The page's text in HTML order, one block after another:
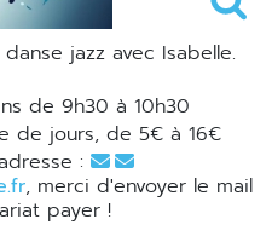
jazz avec Isabelle.
de 9h30 à 10h30
de jours, de 5€ à 16€
:
, merci d'envoyer le mail
payer !